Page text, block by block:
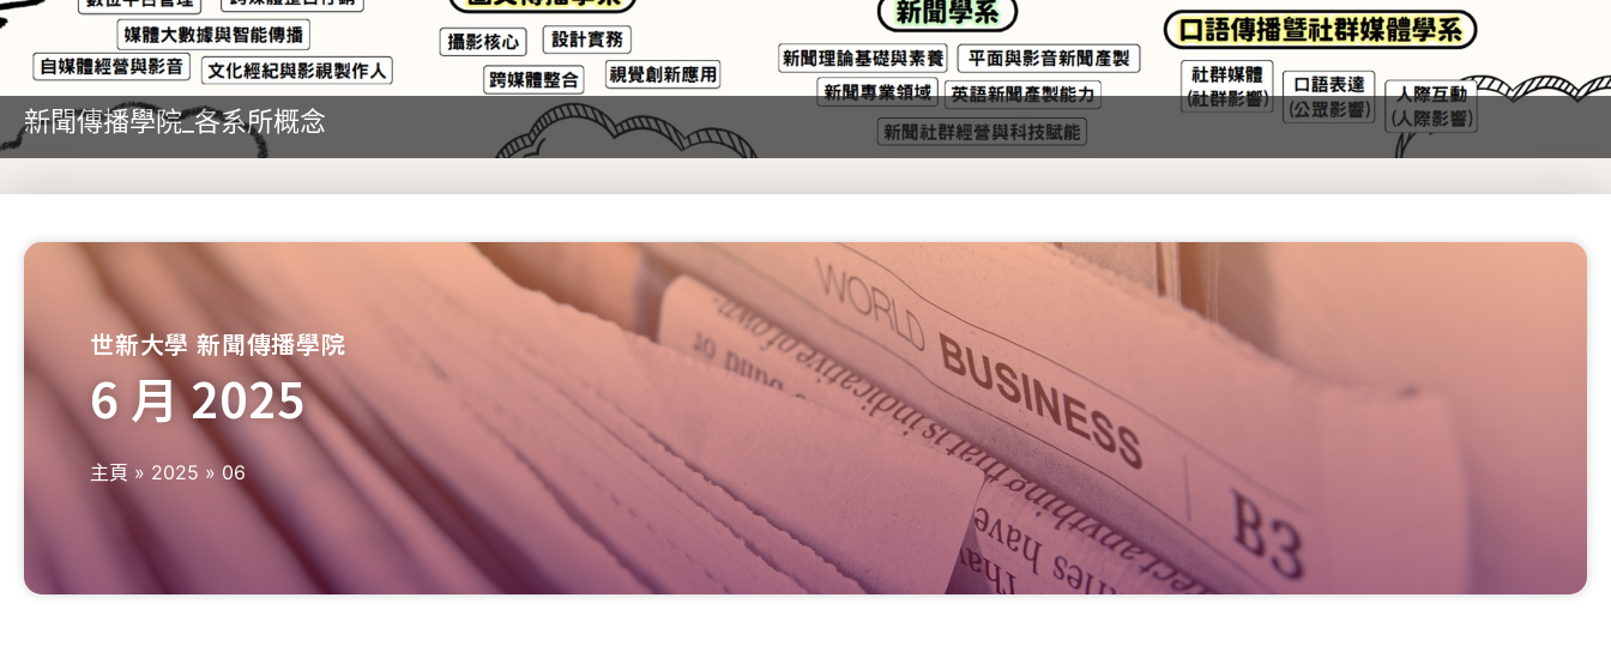
新聞傳播學院_各系所概念
世新大學 新聞傳播學院
6 月 2025
主頁 » 2025 » 06